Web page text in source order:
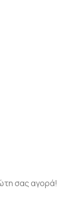
σας αγορά!